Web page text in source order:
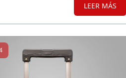
LEER MÁS